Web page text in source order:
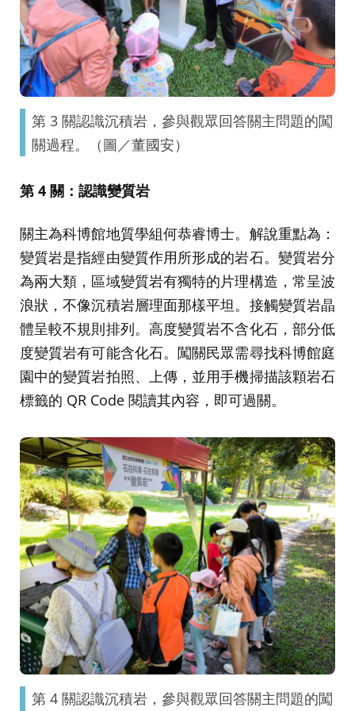
第 3 關認識沉積岩，參與觀眾回答關主問題的闖
關過程。（圖／董國安）
第 4 關：認識變質岩
關主為科博館地質學組何恭睿博士。解說重點為：
變質岩是指經由變質作用所形成的岩石。變質岩分
為兩大類，區域變質岩有獨特的片理構造，常呈波
浪狀，不像沉積岩層理面那樣平坦。接觸變質岩晶
體呈較不規則排列。高度變質岩不含化石，部分低
度變質岩有可能含化石。闖關民眾需尋找科博館庭
園中的變質岩拍照、上傳，並用手機掃描該顆岩石
標籤的 QR Code 閱讀其內容，即可過關。
第 4 關認識沉積岩，參與觀眾回答關主問題的闖